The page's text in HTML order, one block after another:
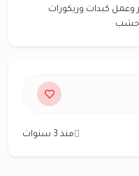
وعمل كبدات وريكورات
حشب
منذ 3 سنوات